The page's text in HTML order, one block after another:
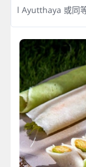
l Ayutthaya 或同